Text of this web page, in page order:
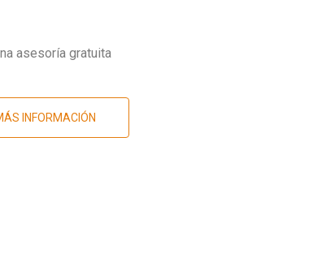
asesoría gratuita
INFORMACIÓN